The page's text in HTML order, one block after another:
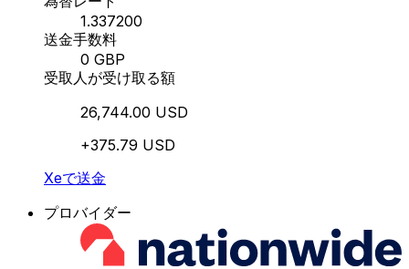
1.337200
送金手数料
0 GBP
受取人が受け取る額
26,744.00 USD
+375.79 USD
Xeで送金
プロバイダー